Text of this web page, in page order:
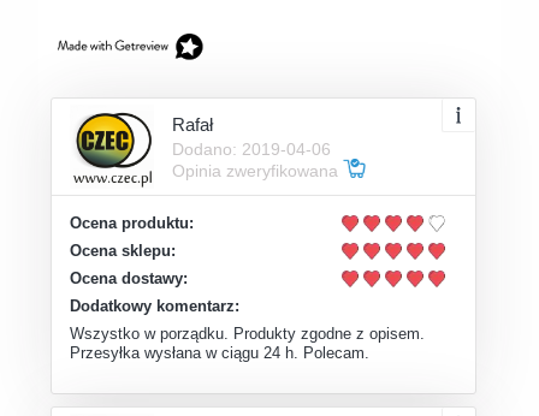
Rafał
Dodano: 2019-04-06
Opinia zweryfikowana
Ocena produktu:
Ocena sklepu:
Ocena dostawy:
Dodatkowy komentarz:
Wszystko w porządku. Produkty zgodne z opisem.
Przesyłka wysłana w ciągu 24 h. Polecam.